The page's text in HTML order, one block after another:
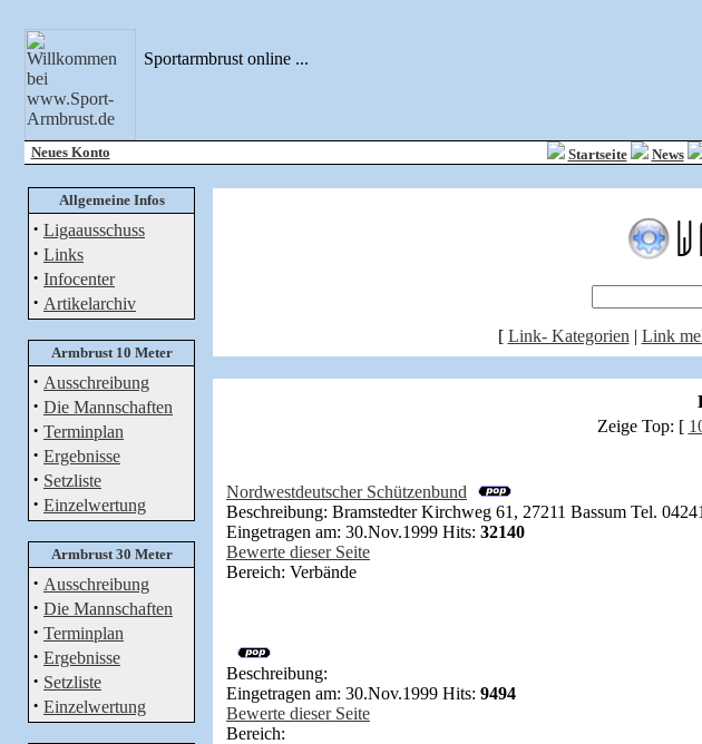
Sportarmbrust online ...
Neues Konto Startseite News
Allgemeine Infos
· Ligaausschuss
· Links
· Infocenter
· Artikelarchiv
Armbrust 10 Meter
· Ausschreibung
· Die Mannschaften
· Terminplan
· Ergebnisse
· Setzliste
· Einzelwertung
Armbrust 30 Meter
· Ausschreibung
· Die Mannschaften
· Terminplan
· Ergebnisse
· Setzliste
· Einzelwertung
[ Link- Kategorien | Link
Zeige Top: [
Nordwestdeutscher Schützenbund
Beschreibung: Bramstedter Kirchweg 61, 27211 Bassum Tel.
Eingetragen am: 30.Nov.1999 Hits: 32140
Bewerte dieser Seite
Bereich: Verbände
Beschreibung:
Eingetragen am: 30.Nov.1999 Hits: 9494
Bewerte dieser Seite
Bereich: